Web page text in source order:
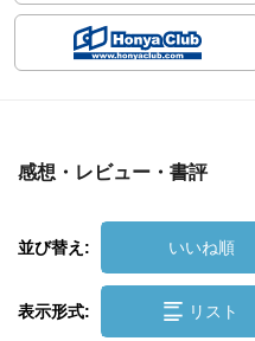
感想・レビュー・書評
並び替え: いいね順
表示形式: リスト